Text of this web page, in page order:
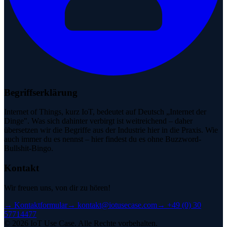
Begriffserklärung
Internet of Things, kurz IoT, bedeutet auf Deutsch „Internet der
Dinge". Was sich dahinter verbirgt ist weitreichend – daher
übersetzen wir die Begriffe aus der Industrie hier in die Praxis. Wie
auch immer du es nennst – hier findest du es ohne Buzzword-
Bullshit-Bingo.
Kontakt
Wir freuen uns, von dir zu hören!
→ Kontaktformular→ kontakt@iotusecase.com→ +49 (0) 30
57714477
© 2026 IoT Use Case. Alle Rechte vorbehalten.